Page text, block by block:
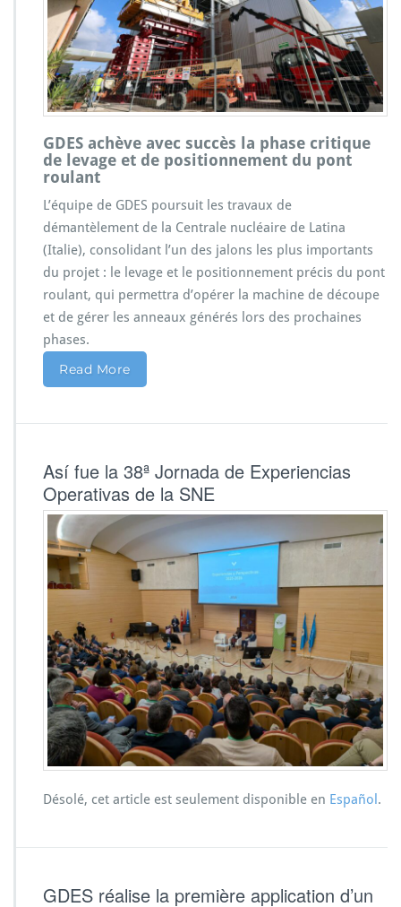
GDES achève avec succès la phase critique
de levage et de positionnement du pont
roulant
L’équipe de GDES poursuit les travaux de
démantèlement de la Centrale nucléaire de Latina
(Italie), consolidant l’un des jalons les plus importants
du projet : le levage et le positionnement précis du pont
roulant, qui permettra d’opérer la machine de découpe
et de gérer les anneaux générés lors des prochaines
phases.
Read More
Así fue la 38ª Jornada de Experiencias
Operativas de la SNE
Désolé, cet article est seulement disponible en Español .
GDES réalise la première application d’un